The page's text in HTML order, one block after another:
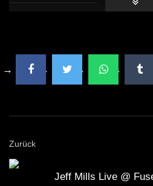
Zurück
Jeff Mills Live @